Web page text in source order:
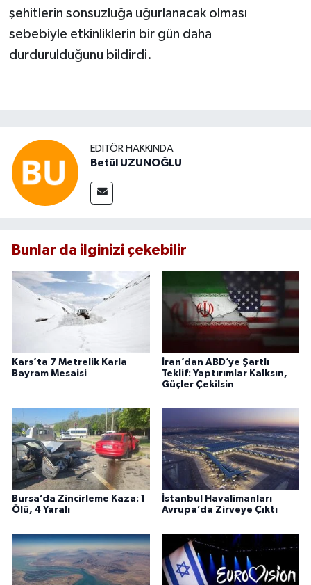
şehitlerin sonsuzluğa uğurlanacak olması
sebebiyle etkinliklerin bir gün daha
durdurulduğunu bildirdi.
EDITÖR HAKKINDA
Betül UZUNOĞLU
Bunlar da ilginizi çekebilir
Kars’ta 7 Metrelik Karla
Bayram Mesaisi
İran’dan ABD’ye Şartlı
Teklif: Yaptırımlar Kalksın,
Güçler Çekilsin
Bursa’da Zincirleme Kaza: 1
Ölü, 4 Yaralı
İstanbul Havalimanları
Avrupa’da Zirveye Çıktı